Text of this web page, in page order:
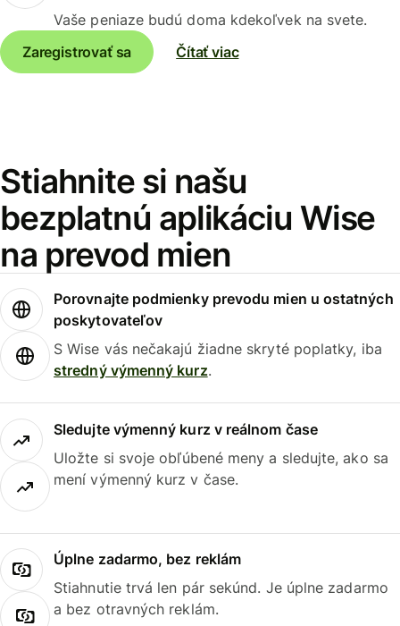
Vaše peniaze budú doma kdekoľvek na svete.
Zaregistrovať sa
Čítať viac
Stiahnite si našu
bezplatnú aplikáciu Wise
na prevod mien
Porovnajte podmienky prevodu mien u ostatných
poskytovateľov
S Wise vás nečakajú žiadne skryté poplatky, iba
stredný výmenný kurz.
Sledujte výmenný kurz v reálnom čase
Uložte si svoje obľúbené meny a sledujte, ako sa
mení výmenný kurz v čase.
Úplne zadarmo, bez reklám
Stiahnutie trvá len pár sekúnd. Je úplne zadarmo
a bez otravných reklám.